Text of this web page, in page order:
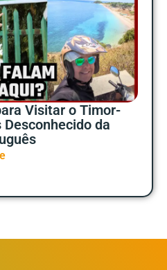
Visitar o Timor-
da